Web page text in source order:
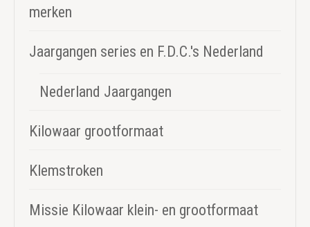
merken
Jaargangen series en F.D.C.'s Nederland
Nederland Jaargangen
Kilowaar grootformaat
Klemstroken
Missie Kilowaar klein- en grootformaat